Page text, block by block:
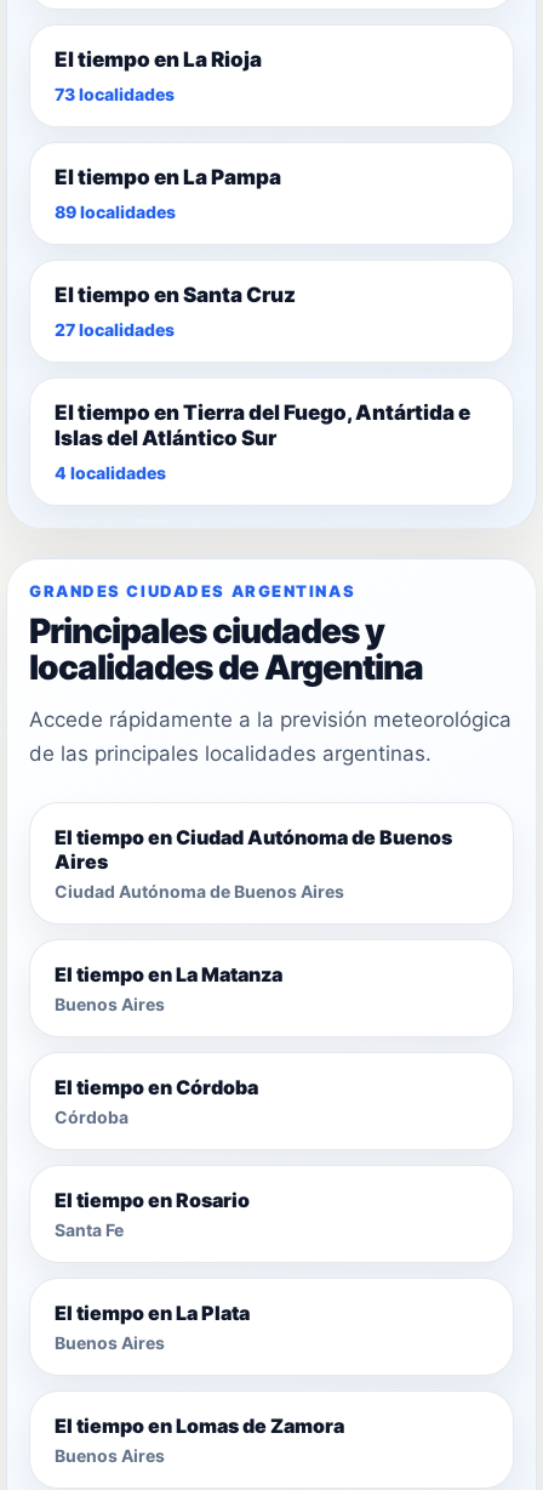
El tiempo en La Rioja
73 localidades
El tiempo en La Pampa
89 localidades
El tiempo en Santa Cruz
27 localidades
El tiempo en Tierra del Fuego, Antártida e
Islas del Atlántico Sur
4 localidades
GRANDES CIUDADES ARGENTINAS
Principales ciudades y
localidades de Argentina
Accede rápidamente a la previsión meteorológica
de las principales localidades argentinas.
El tiempo en Ciudad Autónoma de Buenos
Aires
Ciudad Autónoma de Buenos Aires
El tiempo en La Matanza
Buenos Aires
El tiempo en Córdoba
Córdoba
El tiempo en Rosario
Santa Fe
El tiempo en La Plata
Buenos Aires
El tiempo en Lomas de Zamora
Buenos Aires